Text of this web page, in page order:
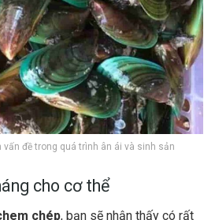
vấn đề trong quá trình ân ái và sinh sản
cho cơ thể
chép, bạn sẽ nhận thấy có rất